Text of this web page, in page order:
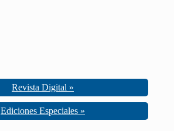
Revista Digital »
Ediciones Especiales »